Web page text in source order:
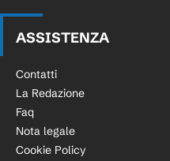
ASSISTENZA
Contatti
La Redazione
Faq
Nota legale
Cookie Policy